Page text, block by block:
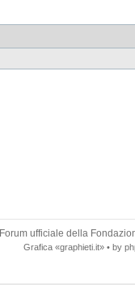
Forum ufficiale della
Grafica «graphieti.it» • by